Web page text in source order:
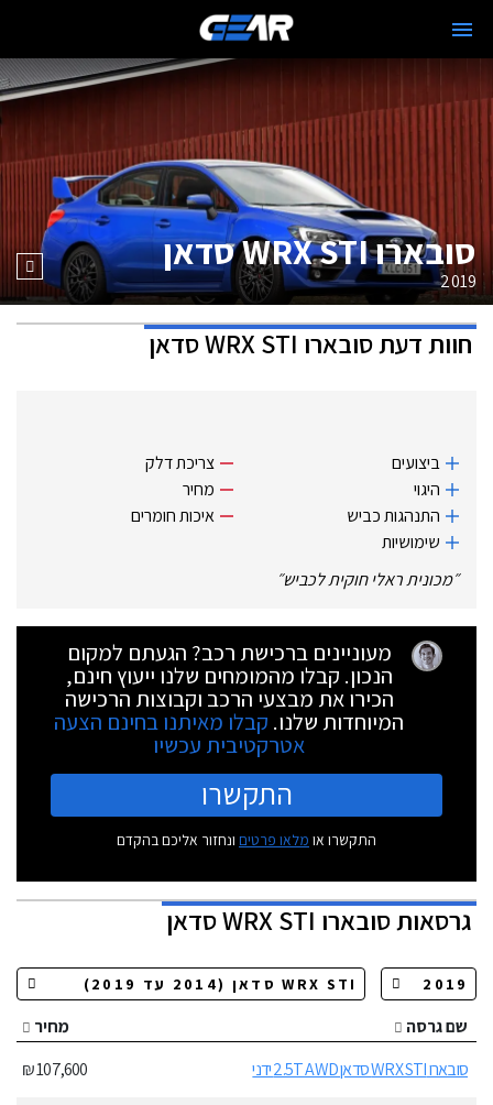
סובארו WRX STI סדאן
2019
חוות דעתסובארו WRX STI סדאן
ביצועים
היגוי
התנהגות כביש
שימושיות
צריכת דלק
מחיר
איכות חומרים
״מכונית ראלי חוקית לכביש״
מעוניינים ברכישת רכב? הגעתם למקום
הנכון. קבלו מהמומחים שלנו ייעוץ חינם,
הכירו את מבצעי הרכב וקבוצות הרכישה
המיוחדות שלנו. קבלו מאיתנו בחינם הצעה
אטרקטיבית עכשיו
התקשרו
התקשרו או מלאו פרטים ונחזור אליכם בהקדם
גרסאותסובארו WRX STI סדאן
שם גרסה
מחיר
סובארו WRX STI סדאן 2.5T AWD ידני
107,600 ₪